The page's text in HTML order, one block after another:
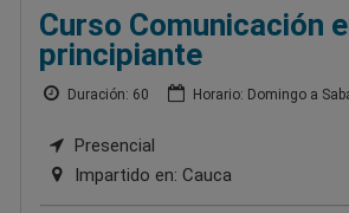
Curso Comunicación
principiante
Duración: 60 Horario: Domingo a
Presencial
Impartido en: Cauca